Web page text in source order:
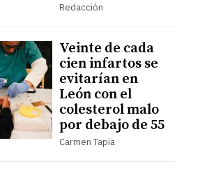
Redacción
Veinte de cada
cien infartos se
evitarían en
León con el
colesterol malo
por debajo de 55
Carmen Tapia